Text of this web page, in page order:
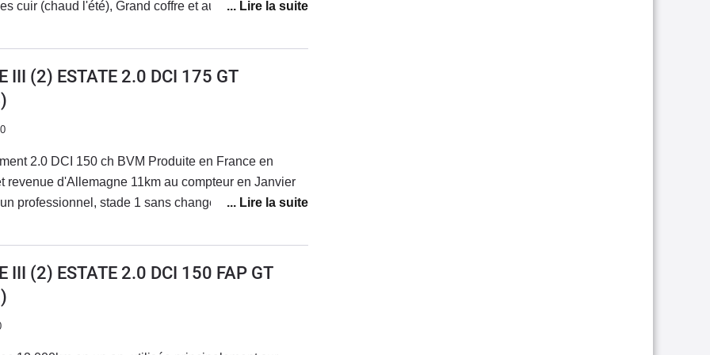
des rapport (la 1er surtout) un peu récalcitrante
performance, cout d'usage, praticité est
par quoi la remplacer !!!
cuir (chaud l'été), Grand coffre et augmenté avec
et pour les créneaux.
III (2) ESTATE 2.0 DCI 175 GT
2.0 DCI 150 ch BVM Produite en France en
revenue d'Allemagne 11km au compteur en Janvier
professionnel, stade 1 sans changement de boitier
: accélération fade, puissance correcte,
: accélération franche et couple intéressant dès
1850tr/mn, puissance surprenanteConsommation
+ utilisation d'une remorque RB200 sur
III (2) ESTATE 2.0 DCI 150 FAP GT